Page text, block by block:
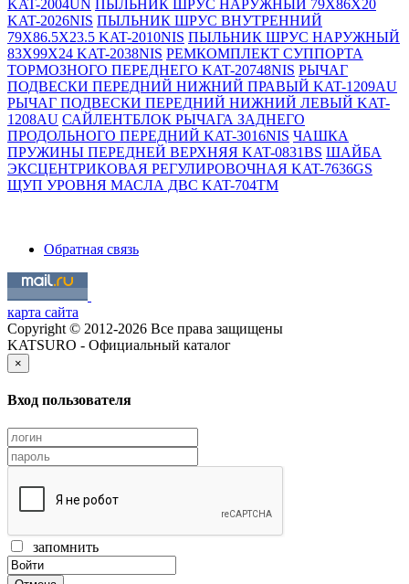
KAT-2004UN ПЫЛЬНИК ШРУС НАРУЖНЫЙ 79X86X20
KAT-2026NIS ПЫЛЬНИК ШРУС ВНУТРЕННИЙ
79X86.5X23.5 KAT-2010NIS ПЫЛЬНИК ШРУС НАРУЖНЫЙ
83X99X24 KAT-2038NIS РЕМКОМПЛЕКТ СУППОРТА
ТОРМОЗНОГО ПЕРЕДНЕГО KAT-20748NIS РЫЧАГ
ПОДВЕСКИ ПЕРЕДНИЙ НИЖНИЙ ПРАВЫЙ KAT-1209AU
РЫЧАГ ПОДВЕСКИ ПЕРЕДНИЙ НИЖНИЙ ЛЕВЫЙ KAT-
1208AU САЙЛЕНТБЛОК РЫЧАГА ЗАДНЕГО
ПРОДОЛЬНОГО ПЕРЕДНИЙ KAT-3016NIS ЧАШКА
ПРУЖИНЫ ПЕРЕДНЕЙ ВЕРХНЯЯ KAT-0831BS ШАЙБА
ЭКСЦЕНТРИКОВАЯ РЕГУЛИРОВОЧНАЯ KAT-7636GS
ЩУП УРОВНЯ МАСЛА ДВС KAT-704TM
Обратная связь
карта сайта
Copyright © 2012-2026 Все права защищены
KATSURO - Официальный каталог
×
Вход пользователя
запомнить